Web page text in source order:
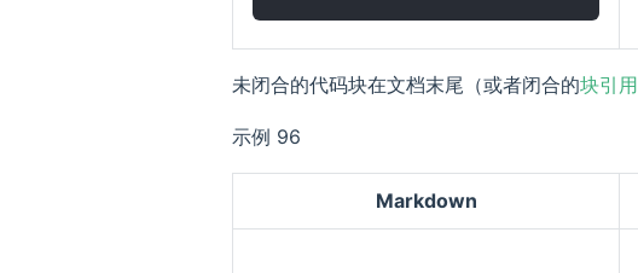
未闭合的代码块在文档末尾（或者闭合的块引用
示例 96
Markdown